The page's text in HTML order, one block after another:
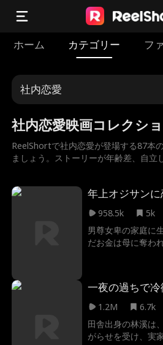
ホーム カテゴリー フ
社内恋愛
社内恋愛映画コレクシ
ReelShortで社内恋愛が登場する87本
ましょう。ストーリーが年齢差、自立
年上オジサン
958.5k
5k
男尊女卑の家庭に
だお金は母に奪わ
で働かないか」と
ャンスに賭けるこ
長は妊娠中の私に
一夜の過ちで
1.2M
6.7k
田舎出身の林溪は
がらせを受け、実